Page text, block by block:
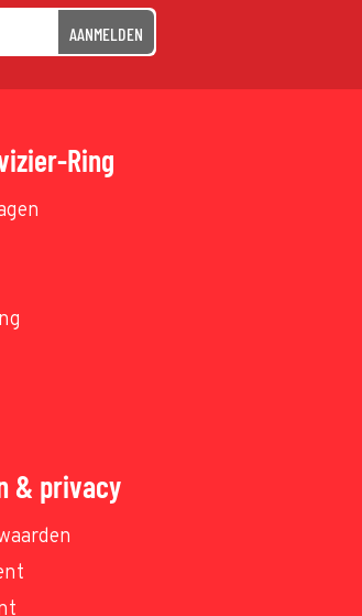
AANMELDEN
Ring
& privacy